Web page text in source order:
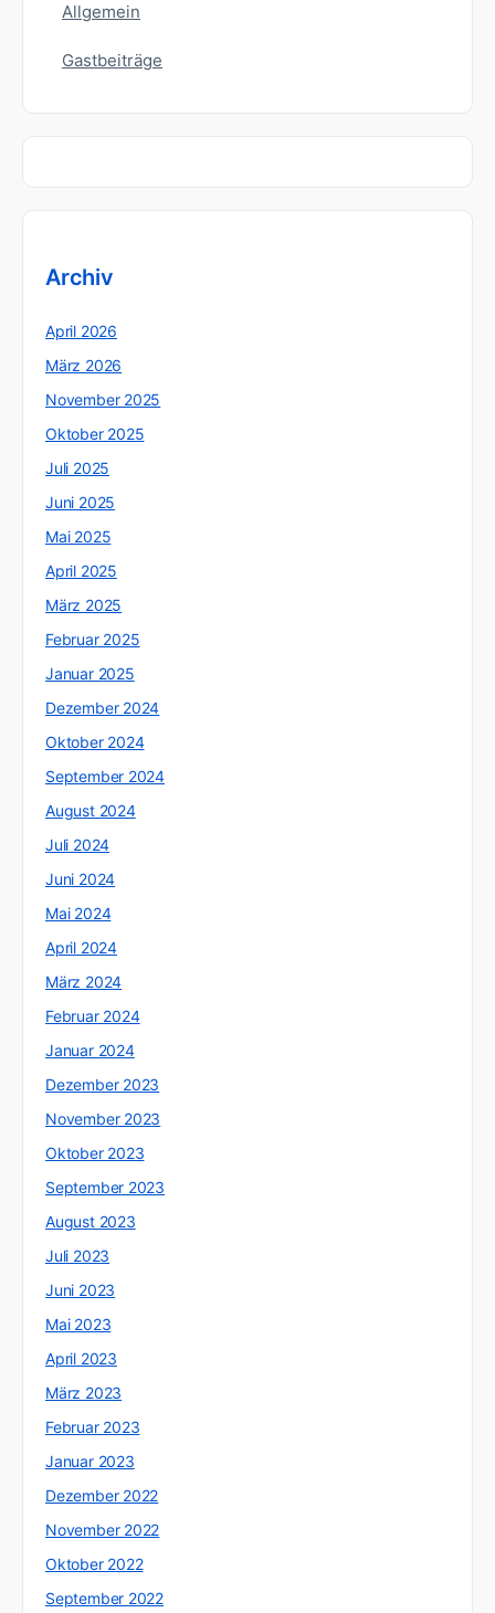
Allgemein
Gastbeiträge
Archiv
April 2026
März 2026
November 2025
Oktober 2025
Juli 2025
Juni 2025
Mai 2025
April 2025
März 2025
Februar 2025
Januar 2025
Dezember 2024
Oktober 2024
September 2024
August 2024
Juli 2024
Juni 2024
Mai 2024
April 2024
März 2024
Februar 2024
Januar 2024
Dezember 2023
November 2023
Oktober 2023
September 2023
August 2023
Juli 2023
Juni 2023
Mai 2023
April 2023
März 2023
Februar 2023
Januar 2023
Dezember 2022
November 2022
Oktober 2022
September 2022